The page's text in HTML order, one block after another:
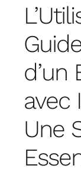
d’un
avec
Une